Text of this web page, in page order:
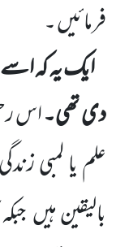
فرمائیں۔
ایک یہ کہ
دی تھی۔اس
علم یا لمبی
بالیقین ہیں